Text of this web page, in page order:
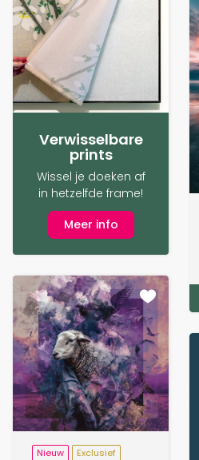
Verwisselbare
prints
Wissel je doeken af
in hetzelfde frame!
Meer info
Nieuw Exclusief